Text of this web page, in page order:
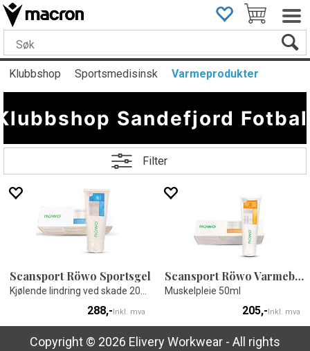
Klubbshop Sportsmedisinsk Varmeprodukter
Sandefjord
Filter
Scansport Röwo Sportsgel
288,-Inkl. mva
Scansport Röwo Varmebalsam
Muskelpleie 50ml
205,-Inkl. mva
Copyright © 2026 Elivery Workwear - All rights